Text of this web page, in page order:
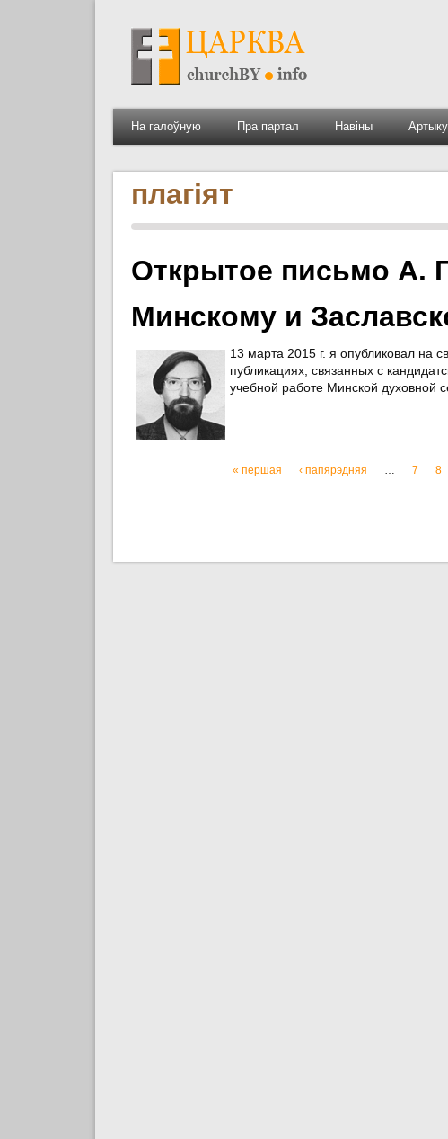
На галоўную Пра партал Навіны
плагіят
Открытое письмо А.
Минскому и
13 марта 2015 г. я опубликовал на
публикациях, связанных с
учебной работе Минской духовной
« першая ‹ папярэдняя … 7 8